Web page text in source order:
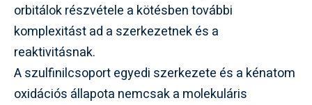
orbitálok részvétele a kötésben további
komplexitást ad a szerkezetnek és a
reaktivitásnak.
A szulfinilcsoport egyedi szerkezete és a kénatom
oxidációs állapota nemcsak a molekuláris